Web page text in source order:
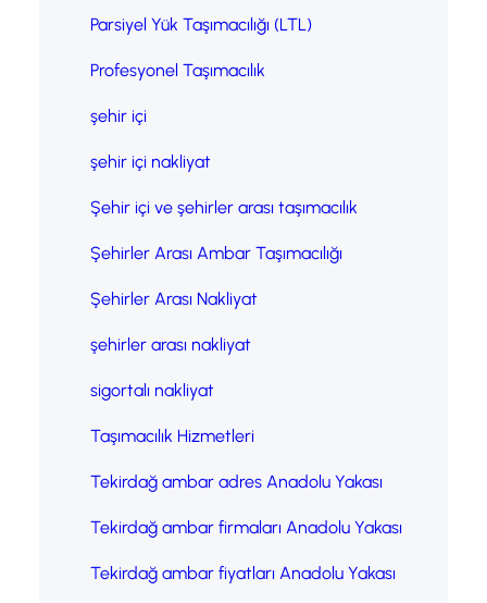
Parsiyel Yük Taşımacılığı (LTL)
Profesyonel Taşımacılık
şehir içi
şehir içi nakliyat
Şehir içi ve şehirler arası taşımacılık
Şehirler Arası Ambar Taşımacılığı
Şehirler Arası Nakliyat
şehirler arası nakliyat
sigortalı nakliyat
Taşımacılık Hizmetleri
Tekirdağ ambar adres Anadolu Yakası
Tekirdağ ambar firmaları Anadolu Yakası
Tekirdağ ambar fiyatları Anadolu Yakası